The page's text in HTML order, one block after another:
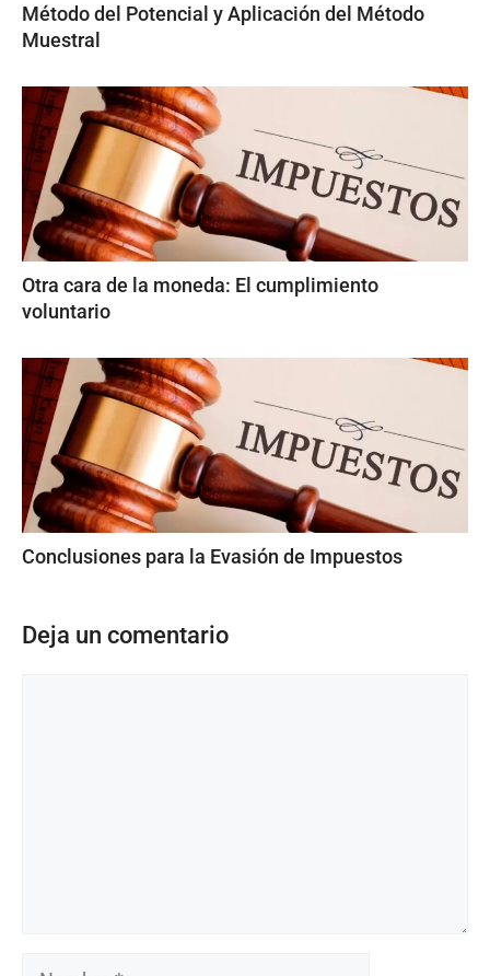
Método del Potencial y Aplicación del Método
Muestral
Otra cara de la moneda: El cumplimiento
voluntario
Conclusiones para la Evasión de Impuestos
Deja un comentario
Nombre